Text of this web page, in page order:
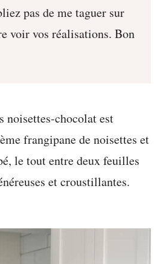
pas de me taguer sur
voir vos réalisations. Bon